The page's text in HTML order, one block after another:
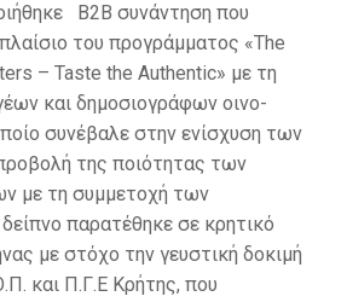
B2B συνάντηση που
του προγράμματος «The
– Taste the Authentic» με τη
και δημοσιογράφων οινο-
συνέβαλε στην ενίσχυση των
της ποιότητας των
με τη συμμετοχή των
παρατέθηκε σε κρητικό
με στόχο την γευστική δοκιμή
και Π.Γ.Ε Κρήτης, που